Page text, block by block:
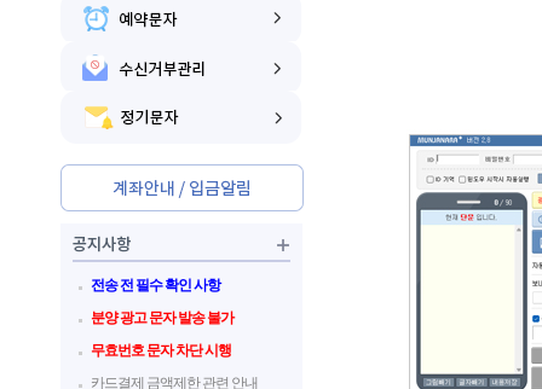
전송 전 필수 확인 사항
분양 광고 문자 발송 불가
무효번호 문자 차단 시행
카드결제 금액제한 관련 안내